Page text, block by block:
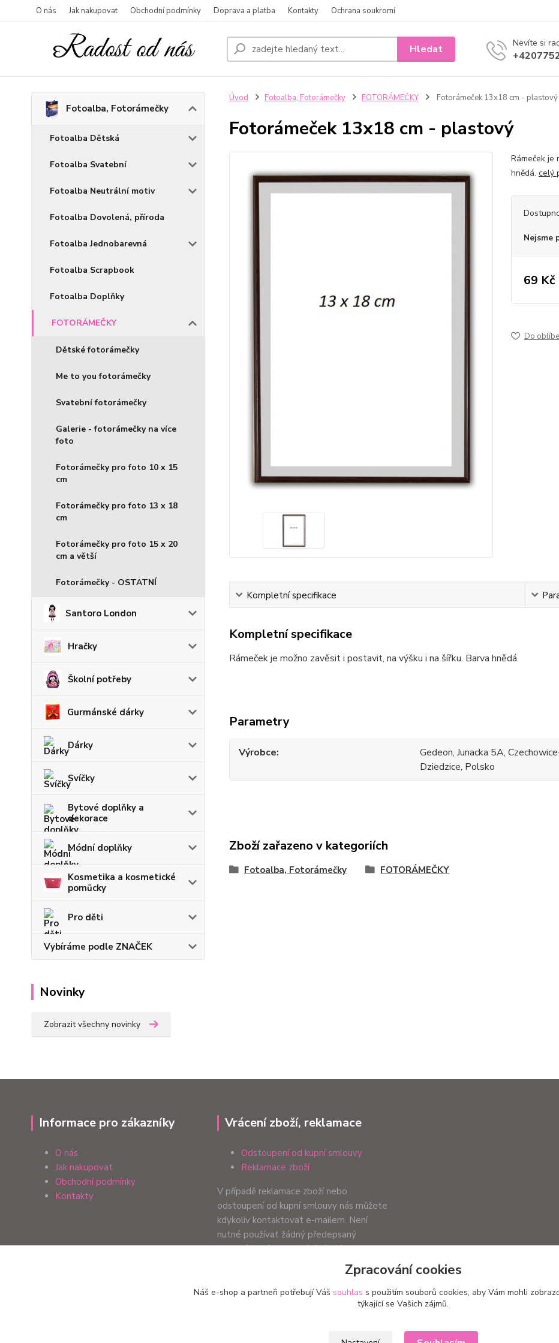
O nás Jak nakupovat Obchodní podmínky Doprava a platba Kontakty Ochrana soukromí
Hledat Nevíte si
Fotoalba, Fotorámečky
Fotoalba Dětská
Fotoalba Svatební
Fotoalba Neutrální motiv
Fotoalba Dovolená, příroda
Fotoalba Jednobarevná
Fotoalba Scrapbook
Fotoalba Doplňky
FOTORÁMEČKY
Dětské fotorámečky
Me to you fotorámečky
Svatební fotorámečky
Galerie - fotorámečky na více
foto
Fotorámečky pro foto 10 x 15
cm
Fotorámečky pro foto 13 x 18
cm
Fotorámečky pro foto 15 x 20
cm a větší
Fotorámečky - OSTATNÍ
Santoro London
Hračky
Školní potřeby
Gurmánské dárky
Dárky
Svíčky
Bytové doplňky a
dekorace
Módní doplňky
Kosmetika a kosmetické
pomůcky
Pro děti
Vybíráme podle ZNAČEK
Novinky
Zobrazit všechny novinky
Úvod Fotoalba, Fotorámečky FOTORÁMEČKY Fotorámeček 13x18 cm - plastový
Fotorámeček 13x18 cm - plastový
Rámeček je
hnědá. celý
Nejsme
69 Kč
Do
Kompletní specifikace
Kompletní specifikace
Rámeček je možno zavěsit i postavit, na výšku i na šířku. Barva hnědá.
Parametry
Výrobce
Gedeon, Junacka 5A,
Dziedzice, Polsko
Zboží zařazeno v kategoriích
Fotoalba, Fotorámečky FOTORÁMEČKY
Informace pro zákazníky
O nás
Jak nakupovat
Obchodní podmínky
Kontakty
Vrácení zboží, reklamace
Odstoupení od kupní smlouvy
Reklamace zboží
V případě reklamace zboží nebo
odstoupení od kupní smlouvy nás můžete
kdykoliv kontaktovat e-mailem. Není
nutné používat žádný předepsaný
formulář. Způsob podání záleží pouze na
Upravit sběr cookies.
Zpracování cookies
Náš e-shop a partneři potřebují Váš souhlas s použitím souborů cookies, aby Vám mohli
týkající se Vašich zájmů.